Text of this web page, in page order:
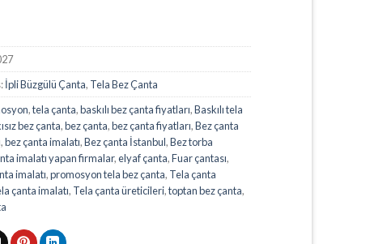
İpli Büzgülü Çanta, Tela Bez Çanta
,tela çanta,baskılı bez çanta fiyatları,Baskılı tela
bez çanta,bez çanta,bez çanta fiyatları,Bez çanta
,bez çanta imalatı,Bez çanta İstanbul,Bez torba
imalatı yapan firmalar,elyaf çanta,Fuar çantası,
imalatı,promosyon tela bez çanta, Tela çanta
çanta imalatı, Tela çanta üreticileri,toptan bez çanta,